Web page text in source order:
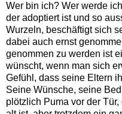
Wer bin ich? Wer werde
der adoptiert ist und so
Wurzeln, beschäftigt sich
dabei auch ernst
genommen zu werden ist
wünscht, wenn man sich
Gefühl, dass seine Eltern
Seine Wünsche, seine
plötzlich Puma vor der